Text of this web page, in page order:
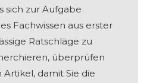
sich zur Aufgabe
Fachwissen aus erster
Ratschläge zu
überprüfen
damit Sie die